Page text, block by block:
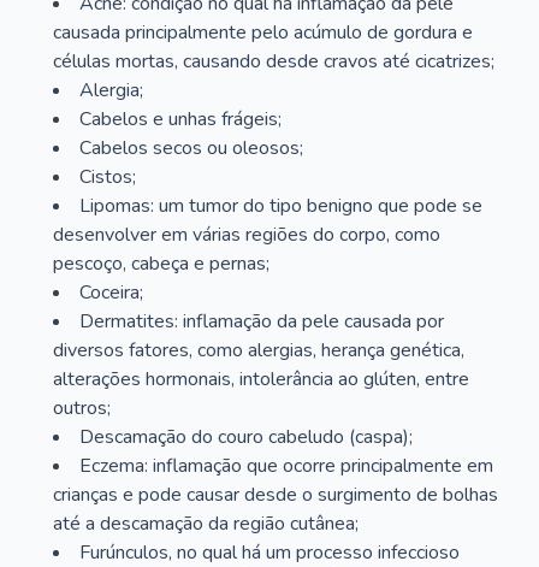
causada principalmente pelo acúmulo de gordura e
células mortas, causando desde cravos até cicatrizes;
Alergia;
Cabelos e unhas frágeis;
Cabelos secos ou oleosos;
Cistos;
Lipomas: um tumor do tipo benigno que pode se
desenvolver em várias regiões do corpo, como
pescoço, cabeça e pernas;
Coceira;
Dermatites: inflamação da pele causada por
diversos fatores, como alergias, herança genética,
alterações hormonais, intolerância ao glúten, entre
outros;
Descamação do couro cabeludo (caspa);
Eczema: inflamação que ocorre principalmente em
crianças e pode causar desde o surgimento de bolhas
até a descamação da região cutânea;
Furúnculos, no qual há um processo infeccioso